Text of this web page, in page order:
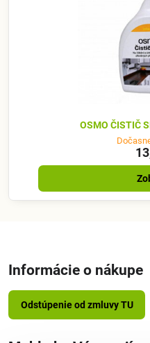
OSMO ČISTIČ
Informácie o nákupe
Odstúpenie od zmluvy TU